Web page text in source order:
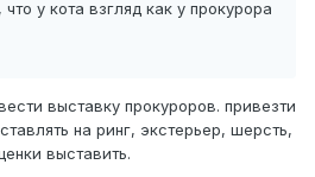
у кота взгляд как у прокурора
выставку прокуроров. привезти
на ринг, экстерьер, шерсть,
выставить.